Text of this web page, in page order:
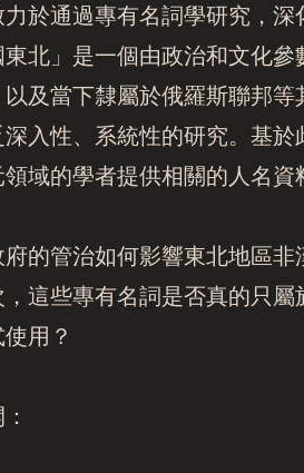
於通過專有名詞學研究，
北」是一個由政治和文化
及當下隸屬於俄羅斯聯邦
入性、系統性的研究。基
域的學者提供相關的人名資
的管治如何影響東北地區
這些專有名詞是否真的只
用？